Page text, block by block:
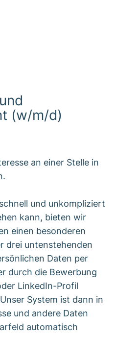
(w/m/d)
an einer Stelle in
und unkompliziert
kann, bieten wir
einen besonderen
drei untenstehenden
Daten per
durch die Bewerbung
LinkedIn-Profil
System ist dann in
und andere Daten
automatisch